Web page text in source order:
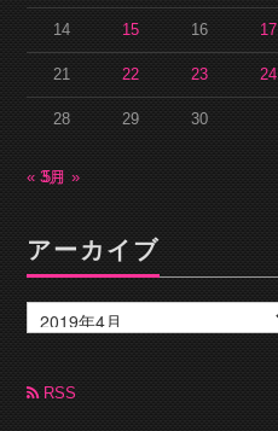
14 15 16 17
21 22 23 24
28 29 30
« 3月5月 »
アーカイブ
ー
カ
ブRSS